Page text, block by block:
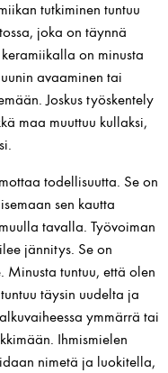
tutkiminen tuntuu
joka on täynnä
on minusta
avaaminen tai
Joskus työskentely
maa muuttuu kullaksi,
todellisuutta. Se on
sen kautta
tavalla. Työvoiman
jännitys. Se on
Minusta tuntuu, että olen
täysin uudelta ja
ymmärrä tai
Ihmismielen
nimetä ja luokitella,